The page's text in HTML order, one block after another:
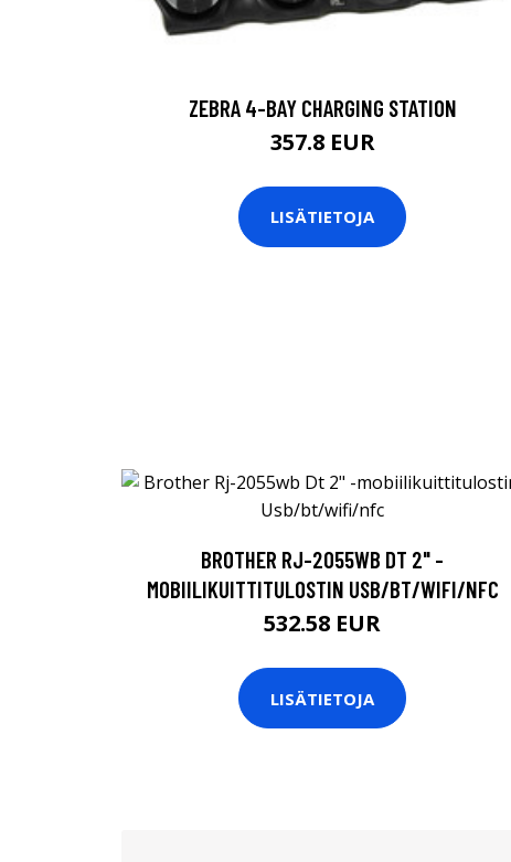
ZEBRA 4-BAY CHARGING STATION
357.8 EUR
LISÄTIETOJA
BROTHER RJ-2055WB DT 2" -
MOBIILIKUITTITULOSTIN USB/BT/WIFI/NFC
532.58 EUR
LISÄTIETOJA